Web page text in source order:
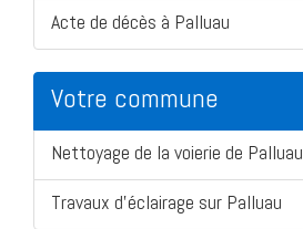
Acte de décès à Palluau
Votre commune
Nettoyage de la voierie de Palluau
Travaux d'éclairage sur Palluau